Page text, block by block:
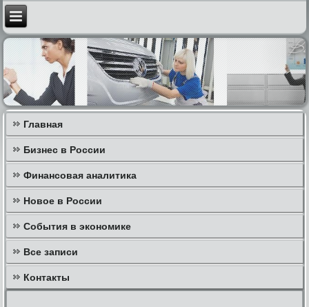
Главная
Бизнес в России
Финансовая аналитика
Новое в России
События в экономике
Все записи
Контакты